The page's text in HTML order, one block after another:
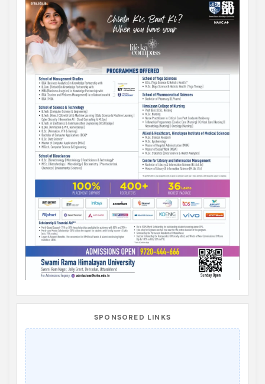
SPONSORED LINKS